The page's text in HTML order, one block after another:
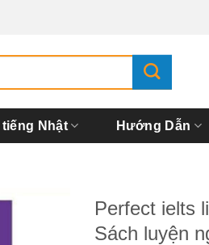
tiếng Nhật Hướng Dẫn
Perfect ielts
Sách luyện